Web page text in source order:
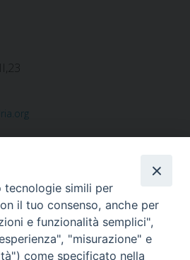
simili per
il tuo consenso, anche per
e funzionalità semplici",
"misurazione" e
come specificato nella